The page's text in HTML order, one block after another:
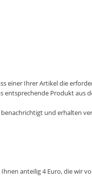
einer Ihrer Artikel die
entsprechende Produkt aus
und erhalten
anteilig 4 Euro, die wir